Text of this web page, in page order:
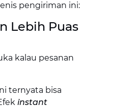
pengiriman ini:
Lebih Puas
kalau pesanan
ternyata bisa
instant